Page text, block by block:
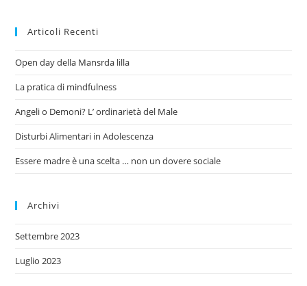
Articoli Recenti
Open day della Mansrda lilla
La pratica di mindfulness
Angeli o Demoni? L’ ordinarietà del Male
Disturbi Alimentari in Adolescenza
Essere madre è una scelta … non un dovere sociale
Archivi
Settembre 2023
Luglio 2023